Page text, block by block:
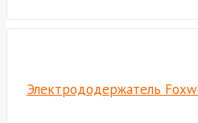
Электрододержатель